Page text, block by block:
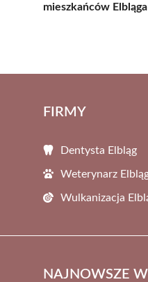
mieszkańców Elbląga
FIRMY
Dentysta Elbląg
Weterynarz
Wulkanizacja
NAJNOWSZE